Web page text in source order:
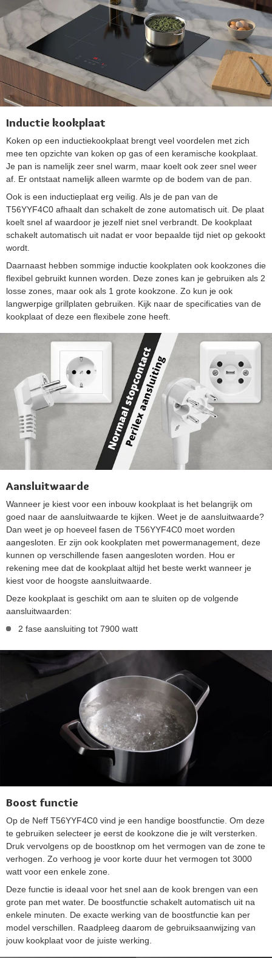
Inductie kookplaat
Koken op een inductiekookplaat brengt veel voordelen met zich
mee ten opzichte van koken op gas of een keramische kookplaat.
Je pan is namelijk zeer snel warm, maar koelt ook zeer snel weer
af. Er ontstaat namelijk alleen warmte op de bodem van de pan.
Ook is een inductieplaat erg veilig. Als je de pan van de
T56YYF4C0 afhaalt dan schakelt de zone automatisch uit. De plaat
koelt snel af waardoor je jezelf niet snel verbrandt. De kookplaat
schakelt automatisch uit nadat er voor bepaalde tijd niet op gekookt
wordt.
Daarnaast hebben sommige inductie kookplaten ook kookzones die
flexibel gebruikt kunnen worden. Deze zones kan je gebruiken als 2
losse zones, maar ook als 1 grote kookzone. Zo kun je ook
langwerpige grillplaten gebruiken. Kijk naar de specificaties van de
kookplaat of deze een flexibele zone heeft.
Aansluitwaarde
Wanneer je kiest voor een inbouw kookplaat is het belangrijk om
goed naar de aansluitwaarde te kijken. Weet je de aansluitwaarde?
Dan weet je op hoeveel fasen de T56YYF4C0 moet worden
aangesloten. Er zijn ook kookplaten met powermanagement, deze
kunnen op verschillende fasen aangesloten worden. Hou er
rekening mee dat de kookplaat altijd het beste werkt wanneer je
kiest voor de hoogste aansluitwaarde.
Deze kookplaat is geschikt om aan te sluiten op de volgende
aansluitwaarden:
2 fase aansluiting tot 7900 watt
Boost functie
Op de Neff T56YYF4C0 vind je een handige boostfunctie. Om deze
te gebruiken selecteer je eerst de kookzone die je wilt versterken.
Druk vervolgens op de boostknop om het vermogen van de zone te
verhogen. Zo verhoog je voor korte duur het vermogen tot 3000
watt voor een enkele zone.
Deze functie is ideaal voor het snel aan de kook brengen van een
grote pan met water. De boostfunctie schakelt automatisch uit na
enkele minuten. De exacte werking van de boostfunctie kan per
model verschillen. Raadpleeg daarom de gebruiksaanwijzing van
jouw kookplaat voor de juiste werking.